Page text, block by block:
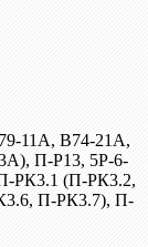
11А, В74-21А,
П-Р13, 5Р-6-
РК3.1 (П-РК3.2,
П-РК3.7), П-